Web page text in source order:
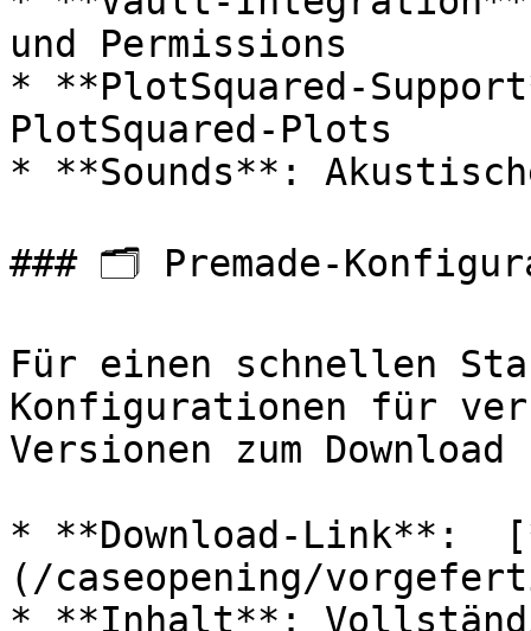
und Permissions
* **PlotSquared-
PlotSquared-Plots
* **Sounds**:
### 🗂️ Premade-
Für einen schnellen
Konfigurationen für
Versionen zum
* **Download-Link**:
(/caseopening/
* **Inhalt**: